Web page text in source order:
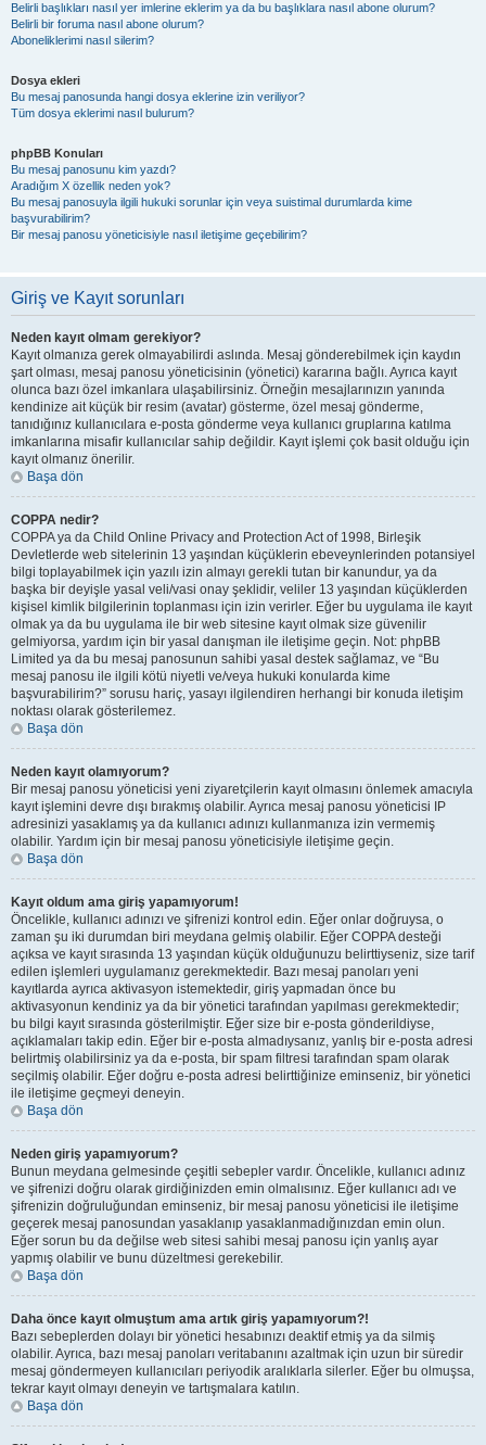
Belirli başlıkları nasıl yer imlerine eklerim ya da bu başlıklara nasıl abone olurum?
Belirli bir foruma nasıl abone olurum?
Aboneliklerimi nasıl silerim?
Dosya ekleri
Bu mesaj panosunda hangi dosya eklerine izin veriliyor?
Tüm dosya eklerimi nasıl bulurum?
phpBB Konuları
Bu mesaj panosunu kim yazdı?
Aradığım X özellik neden yok?
Bu mesaj panosuyla ilgili hukuki sorunlar için veya suistimal durumlarda kime
başvurabilirim?
Bir mesaj panosu yöneticisiyle nasıl iletişime geçebilirim?
Giriş ve Kayıt sorunları
Neden kayıt olmam gerekiyor?
Kayıt olmanıza gerek olmayabilirdi aslında. Mesaj gönderebilmek için kaydın
şart olması, mesaj panosu yöneticisinin (yönetici) kararına bağlı. Ayrıca kayıt
olunca bazı özel imkanlara ulaşabilirsiniz. Örneğin mesajlarınızın yanında
kendinize ait küçük bir resim (avatar) gösterme, özel mesaj gönderme,
tanıdığınız kullanıcılara e-posta gönderme veya kullanıcı gruplarına katılma
imkanlarına misafir kullanıcılar sahip değildir. Kayıt işlemi çok basit olduğu için
kayıt olmanız önerilir.
Başa dön
COPPA nedir?
COPPA ya da Child Online Privacy and Protection Act of 1998, Birleşik
Devletlerde web sitelerinin 13 yaşından küçüklerin ebeveynlerinden potansiyel
bilgi toplayabilmek için yazılı izin almayı gerekli tutan bir kanundur, ya da
başka bir deyişle yasal veli/vasi onay şeklidir, veliler 13 yaşından küçüklerden
kişisel kimlik bilgilerinin toplanması için izin verirler. Eğer bu uygulama ile kayıt
olmak ya da bu uygulama ile bir web sitesine kayıt olmak size güvenilir
gelmiyorsa, yardım için bir yasal danışman ile iletişime geçin. Not: phpBB
Limited ya da bu mesaj panosunun sahibi yasal destek sağlamaz, ve “Bu
mesaj panosu ile ilgili kötü niyetli ve/veya hukuki konularda kime
başvurabilirim?” sorusu hariç, yasayı ilgilendiren herhangi bir konuda iletişim
noktası olarak gösterilemez.
Başa dön
Neden kayıt olamıyorum?
Bir mesaj panosu yöneticisi yeni ziyaretçilerin kayıt olmasını önlemek amacıyla
kayıt işlemini devre dışı bırakmış olabilir. Ayrıca mesaj panosu yöneticisi IP
adresinizi yasaklamış ya da kullanıcı adınızı kullanmanıza izin vermemiş
olabilir. Yardım için bir mesaj panosu yöneticisiyle iletişime geçin.
Başa dön
Kayıt oldum ama giriş yapamıyorum!
Öncelikle, kullanıcı adınızı ve şifrenizi kontrol edin. Eğer onlar doğruysa, o
zaman şu iki durumdan biri meydana gelmiş olabilir. Eğer COPPA desteği
açıksa ve kayıt sırasında 13 yaşından küçük olduğunuzu belirttiyseniz, size tarif
edilen işlemleri uygulamanız gerekmektedir. Bazı mesaj panoları yeni
kayıtlarda ayrıca aktivasyon istemektedir, giriş yapmadan önce bu
aktivasyonun kendiniz ya da bir yönetici tarafından yapılması gerekmektedir;
bu bilgi kayıt sırasında gösterilmiştir. Eğer size bir e-posta gönderildiyse,
açıklamaları takip edin. Eğer bir e-posta almadıysanız, yanlış bir e-posta adresi
belirtmiş olabilirsiniz ya da e-posta, bir spam filtresi tarafından spam olarak
seçilmiş olabilir. Eğer doğru e-posta adresi belirttiğinize eminseniz, bir yönetici
ile iletişime geçmeyi deneyin.
Başa dön
Neden giriş yapamıyorum?
Bunun meydana gelmesinde çeşitli sebepler vardır. Öncelikle, kullanıcı adınız
ve şifrenizi doğru olarak girdiğinizden emin olmalısınız. Eğer kullanıcı adı ve
şifrenizin doğruluğundan eminseniz, bir mesaj panosu yöneticisi ile iletişime
geçerek mesaj panosundan yasaklanıp yasaklanmadığınızdan emin olun.
Eğer sorun bu da değilse web sitesi sahibi mesaj panosu için yanlış ayar
yapmış olabilir ve bunu düzeltmesi gerekebilir.
Başa dön
Daha önce kayıt olmuştum ama artık giriş yapamıyorum?!
Bazı sebeplerden dolayı bir yönetici hesabınızı deaktif etmiş ya da silmiş
olabilir. Ayrıca, bazı mesaj panoları veritabanını azaltmak için uzun bir süredir
mesaj göndermeyen kullanıcıları periyodik aralıklarla silerler. Eğer bu olmuşsa,
tekrar kayıt olmayı deneyin ve tartışmalara katılın.
Başa dön